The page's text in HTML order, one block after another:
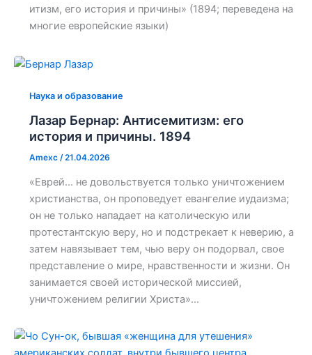
итизм, его история и причины» (1894; переведена на
многие европейские языки)
Наука и образование
Лазар Бернар: Антисемитизм: его
история и причины. 1894
Amexc /21.04.2026
«Еврей… не довольствуется только уничтожением
христианства, он проповедует евангелие иудаизма;
он не только нападает на католическую или
протестантскую веру, но и подстрекает к неверию, а
затем навязывает тем, чью веру он подорвал, свое
представление о мире, нравственности и жизни. Он
занимается своей исторической миссией,
уничтожением религии Христа»…